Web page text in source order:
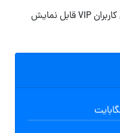
[mycred_sell_this]لینک دانلود برای کاربران VIP قابل نمایش